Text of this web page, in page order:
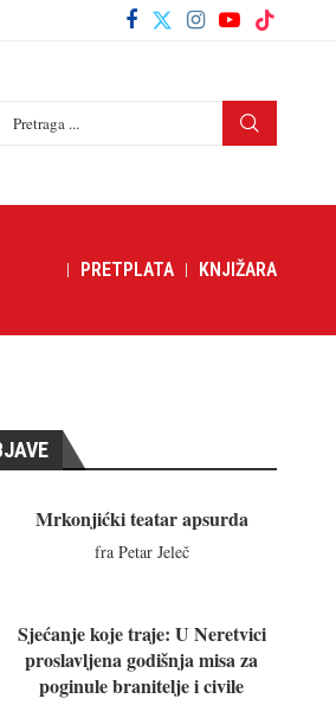
PRETPLATA KNJIŽARA
Mrkonjićki teatar apsurda
fra Petar Jeleč
Sjećanje koje traje: U Neretvici
proslavljena godišnja misa za
poginule branitelje i civile